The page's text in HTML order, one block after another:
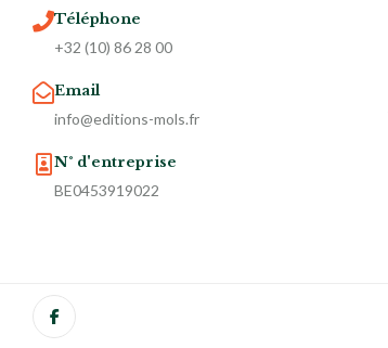
Téléphone
+32 (10) 86 28 00
Email
info@editions-mols.fr
N° d'entreprise
BE0453919022